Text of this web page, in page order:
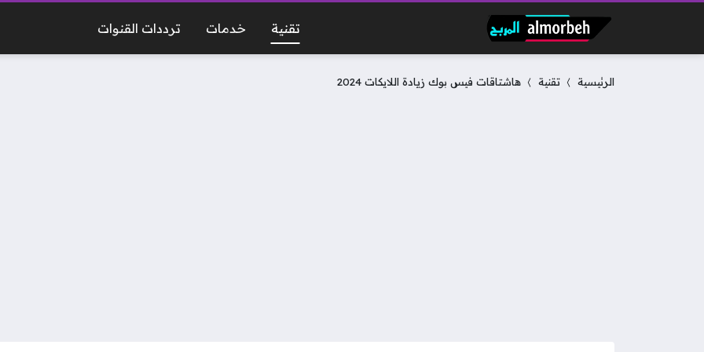
تقنية خدمات ترددات القنوات
الرئيسية تقنية هاشتاقات فيس بوك زيادة اللايكات 2024